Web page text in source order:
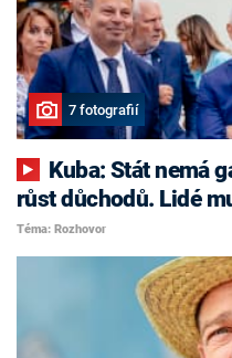
7 fotografií
růst důchodů. Lidé
Téma: Rozhovor